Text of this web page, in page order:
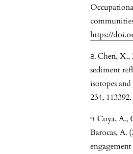
https://
Chen, X.,
sediment
isotopes
234,
Cuya, A.,
Barocas, A.